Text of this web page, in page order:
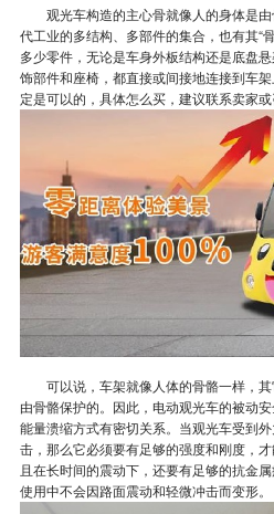
观光车构造的主心骨就像人的身体是
代工业的多结构、多部件的集合，也有其
多少零件，无论是车身外板结构还是底盘
饰部件和座椅，都直接或间接地连接到车架
定是可以的，具体怎么买，建议联系卖家或
可以说，车架就像人体的骨骼一样，
由骨骼保护的。因此，电动观光车的被动
能量溃缩方式有密切关系。当观光车受到
击，那么它必须要有足够的强度和刚度，
且在长时间的震动下，还要有足够的抗金
使用中不会因路面震动和轻微冲击而变形。